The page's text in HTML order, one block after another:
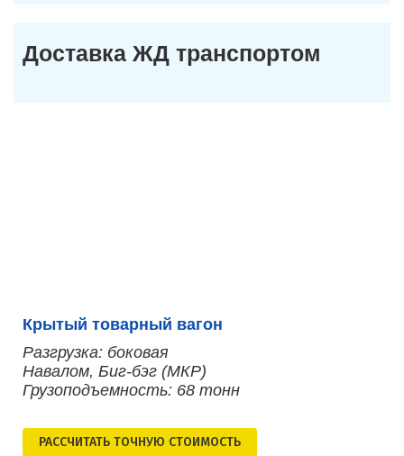
Доставка ЖД транспортом
Крытый товарный вагон
Разгрузка: боковая
Навалом, Биг-бэг (МКР)
Грузоподъемность: 68 тонн
РАСCЧИТАТЬ ТОЧНУЮ СТОИМОСТЬ